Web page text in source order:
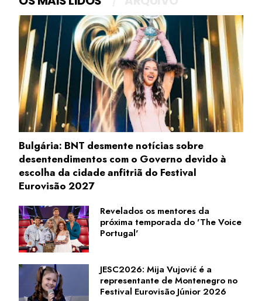
Bulgária: BNT desmente notícias sobre
desentendimentos com o Governo devido à
escolha da cidade anfitriã do Festival
Eurovisão 2027
Revelados os mentores da
próxima temporada do 'The Voice
Portugal'
JESC2026: Mija Vujović é a
representante de Montenegro no
Festival Eurovisão Júnior 2026